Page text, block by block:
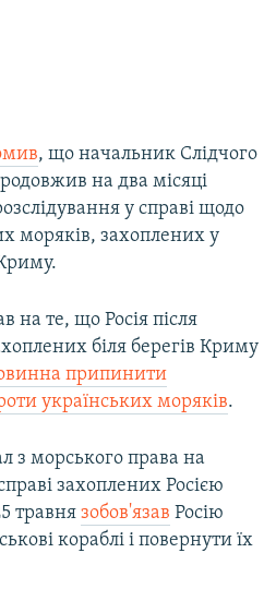
, що начальник Слідчого
на два місяці
у справі щодо
моряків, захоплених у
на те, що Росія після
біля берегів Криму
припинити
українських моряків.
з морського права на
захоплених Росією
травня зобов'язав Росію
кораблі і повернути їх